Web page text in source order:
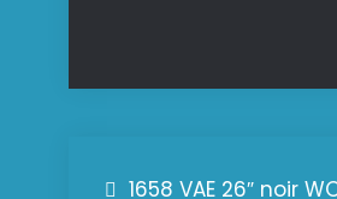
1658 VAE 26″ noir